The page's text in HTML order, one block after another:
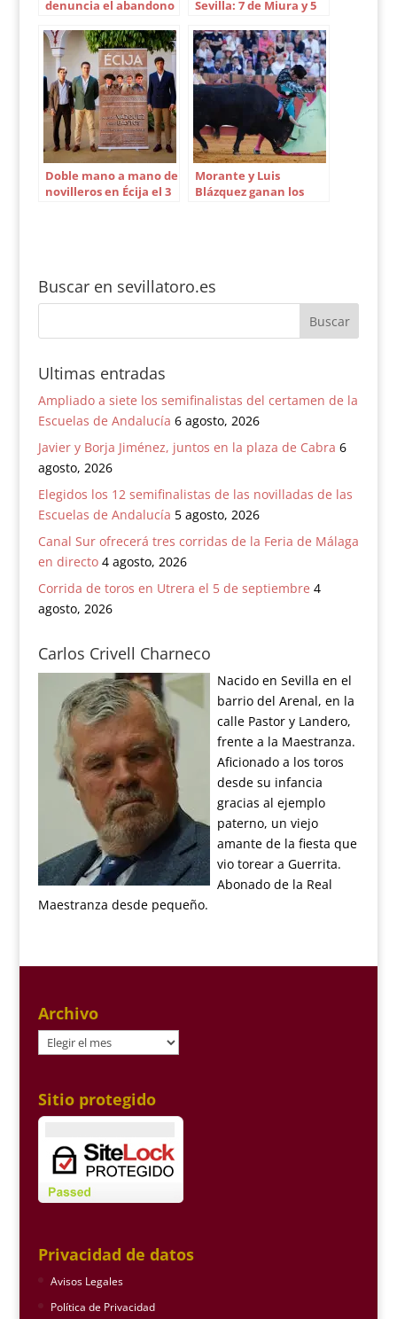
denuncia el abandono
Sevilla: 7 de Miura y 5
Doble mano a mano de
novilleros en Écija el 3
Morante y Luis
Blázquez ganan los
Buscar en sevillatoro.es
Ultimas entradas
Ampliado a siete los semifinalistas del certamen de la
Escuelas de Andalucía 6 agosto, 2026
Javier y Borja Jiménez, juntos en la plaza de Cabra 6
agosto, 2026
Elegidos los 12 semifinalistas de las novilladas de las
Escuelas de Andalucía 5 agosto, 2026
Canal Sur ofrecerá tres corridas de la Feria de Málaga
en directo 4 agosto, 2026
Corrida de toros en Utrera el 5 de septiembre 4
agosto, 2026
Carlos Crivell Charneco
Nacido en Sevilla en el
barrio del Arenal, en la
calle Pastor y Landero,
frente a la Maestranza.
Aficionado a los toros
desde su infancia
gracias al ejemplo
paterno, un viejo
amante de la fiesta que
vio torear a Guerrita.
Abonado de la Real
Maestranza desde pequeño.
Archivo
Archivo
Sitio protegido
Privacidad de datos
Avisos Legales
Política de Privacidad